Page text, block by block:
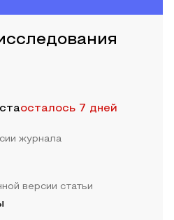
осталось 7 дней
журнала
версии статьи